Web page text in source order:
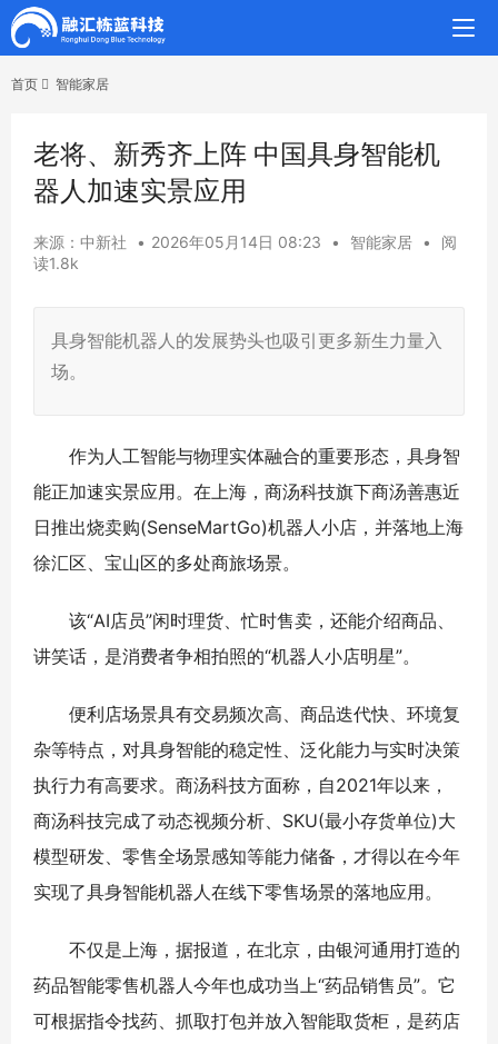
首页 智能家居
老将、新秀齐上阵 中国具身智能机
器人加速实景应用
来源：中新社 • 2026年05月14日 08:23 • 智能家居 •
阅
读1.8k
具身智能机器人的发展势头也吸引更多新生力量入
场。
作为人工智能与物理实体融合的重要形态，具身智
能正加速实景应用。在上海，商汤科技旗下商汤善惠近
日推出烧卖购(SenseMartGo)机器人小店，并落地上海
徐汇区、宝山区的多处商旅场景。
该“AI店员”闲时理货、忙时售卖，还能介绍商品、
讲笑话，是消费者争相拍照的“机器人小店明星”。
便利店场景具有交易频次高、商品迭代快、环境复
杂等特点，对具身智能的稳定性、泛化能力与实时决策
执行力有高要求。商汤科技方面称，自2021年以来，
商汤科技完成了动态视频分析、SKU(最小存货单位)大
模型研发、零售全场景感知等能力储备，才得以在今年
实现了具身智能机器人在线下零售场景的落地应用。
不仅是上海，据报道，在北京，由银河通用打造的
药品智能零售机器人今年也成功当上“药品销售员”。它
可根据指令找药、抓取打包并放入智能取货柜，是药店